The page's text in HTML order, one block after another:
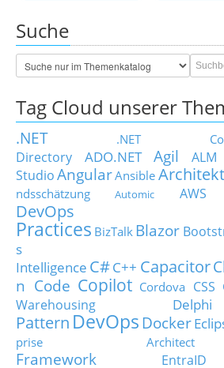
Suche
Tag Cloud unserer
.NET .NET
Directory
ADO.NET Agil ALM
StudioAngularAnsible
ndsschätzung
Automic AWS
DevOps
Practices BizTalk Blazor
s
Intelligence C#C++ Capacitor
n Code Copilot Cordova CSS
Warehousing
Delphi
Pattern DevOps Docker
prise Architect
Framework
EntraID